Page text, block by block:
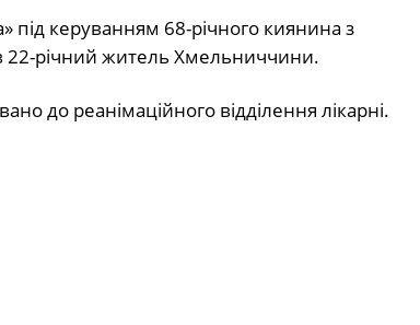
під керуванням 68-річного киянина з
22-річний житель Хмельниччини.
до реанімаційного відділення лікарні.